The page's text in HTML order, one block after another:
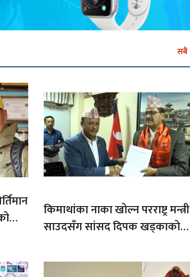
सबै
किमाथांका नाका खोल्न परराष्ट्र मन्त्री
साउदसँग सांसद दिपक खड्काको